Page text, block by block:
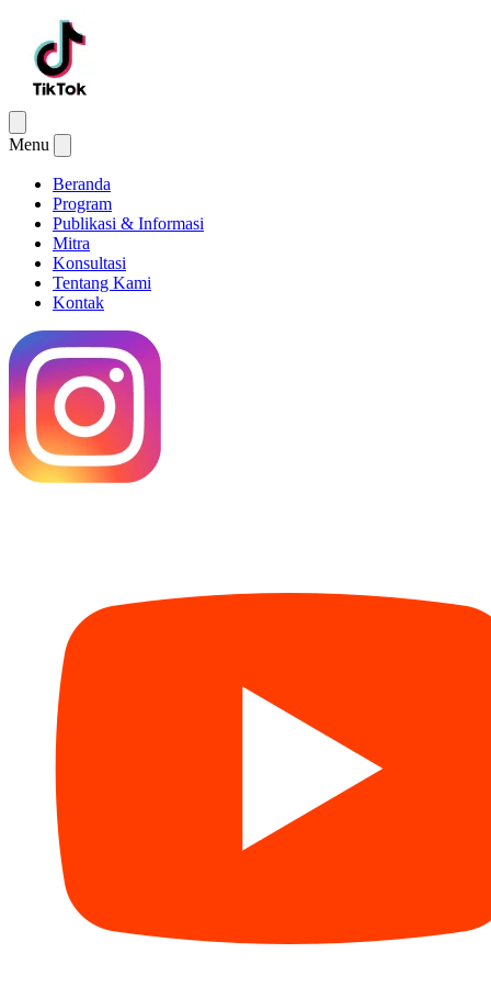
Menu
Beranda
Program
Publikasi & Informasi
Mitra
Konsultasi
Tentang Kami
Kontak